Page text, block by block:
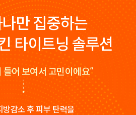
만 집중하는
타이트닝 솔루션
들어 보여서 고민이에요”
방감소 후 피부 탄력을